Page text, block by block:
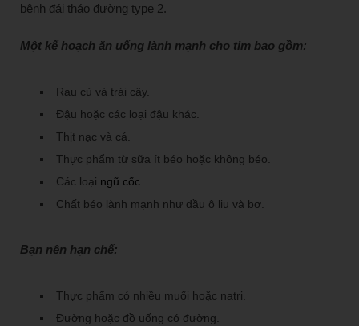
bệnh đái tháo đường type 2.
Một kế hoạch ăn uống lành mạnh cho tim bao gồm:
Rau củ và trái cây.
Đậu hoặc các loại đậu khác.
Thịt nạc và cá.
Thực phẩm từ sữa ít béo hoặc không béo.
Các loại ngũ cốc
Chất béo lành mạnh như dầu ô liu và bơ.
Bạn nên hạn chế:
Thực phẩm có nhiều muối hoặc natri.
Đường hoặc đồ uống có đường.